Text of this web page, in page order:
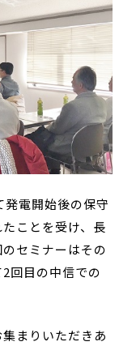
電開始後の保守
ことを受け、長
セミナーはその
回目の中信での
まりいただきあ